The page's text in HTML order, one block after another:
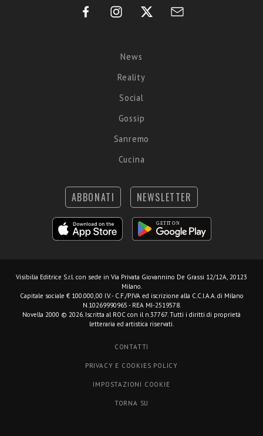
News
Reality
Social
Gossip
Sanremo
Cucina
ABBONATI NEWSLETTER
Visibilia Editrice S.r.l. con sede in Via Privata Giovannino De Grassi 12/12A, 20123
Milano.
Capitale sociale € 100.000,00 I.V. - C.F./P.IVA ed iscrizione alla C.C.I.A.A. di Milano
N.10269990965 - REA MI-2519578.
Novella 2000 © 2026. Iscritta al ROC con il n.37767. Tutti i diritti di proprietà
letteraria ed artistica riservati.
CONTATTI
PRIVACY E COOKIES POLICY
IMPOSTAZIONI COOKIE
TORNA SU